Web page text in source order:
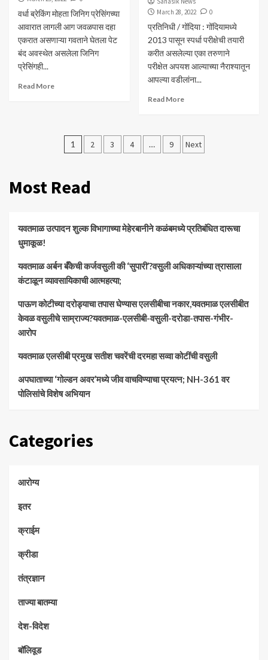
वर्धा ब्रेकिंग मोहता जिनिग प्रेसिंगच्या
आवारात लागली आग जवळपास दहा
एकरात असणाऱ्या गवताने घेतला पेट
बंद अवस्थेत असलेला जिनिग
प्रेसिंगही...
Read More
March 28, 2022
0
प्रतिनिधी / गोंदिया : गोंदियामध्ये
2013 पासून स्पर्धा परीक्षेची तयारी
करीत असलेल्या एका तरुणाने
परीक्षेत अपयश आल्याच्या नैराश्यातून
आपल्या वडीलांना...
Read More
Posts
1 2 3 4 … 9 Next
Most Read
यवतमाळ उत्पादन शुल्क विभागाच्या मेहेरबानीने कळंबमध्ये प्रतिबंधित दारूचा
धुमाकूळ!
​यवतमाळ अर्बन बँकेची कर्जवसुली की ‘सुपारी’?वसुली अधिकाऱ्यांच्या त्रासाला
कंटाळून व्यावसायिकाची आत्महत्या;
पाऊण कोटीच्या दरोड्याचा तपास घेण्यास एलसीबीचा नकार,यवतमाळ एलसीबीत
केवळ वसुलीचे साम्राज्य?यवतमाळ-एलसीबी-वसुली-दरोडा-तपास-गंभीर-
आरोप
यवतमाळ एलसीबी प्रमुख सतीश चवरेंची दरमहा सव्वा कोटींची वसुली
अपघाताच्या ‘गोल्डन अवर’मध्ये जीव वाचविण्याचा प्रयत्न; NH-361 वर
पोलिसांचे विशेष अभियान
Categories
आरोग्य
इतर
क्राईम
क्रीडा
तंत्रज्ञान
ताज्या बातम्या
देश-विदेश
बॉलिवूड